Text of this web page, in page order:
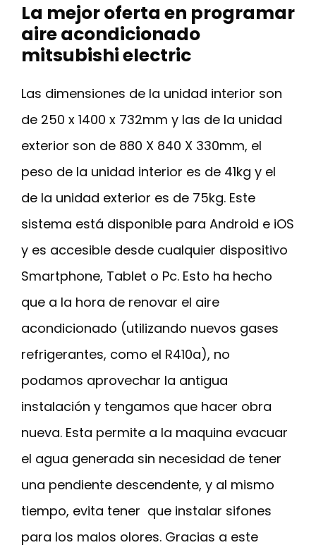
La mejor oferta en programar
aire acondicionado
mitsubishi electric
Las dimensiones de la unidad interior son
de 250 x 1400 x 732mm y las de la unidad
exterior son de 880 X 840 X 330mm, el
peso de la unidad interior es de 41kg y el
de la unidad exterior es de 75kg. Este
sistema está disponible para Android e iOS
y es accesible desde cualquier dispositivo
Smartphone, Tablet o Pc. Esto ha hecho
que a la hora de renovar el aire
acondicionado (utilizando nuevos gases
refrigerantes, como el R410a), no
podamos aprovechar la antigua
instalación y tengamos que hacer obra
nueva. Esta permite a la maquina evacuar
el agua generada sin necesidad de tener
una pendiente descendente, y al mismo
tiempo, evita tener que instalar sifones
para los malos olores. Gracias a este